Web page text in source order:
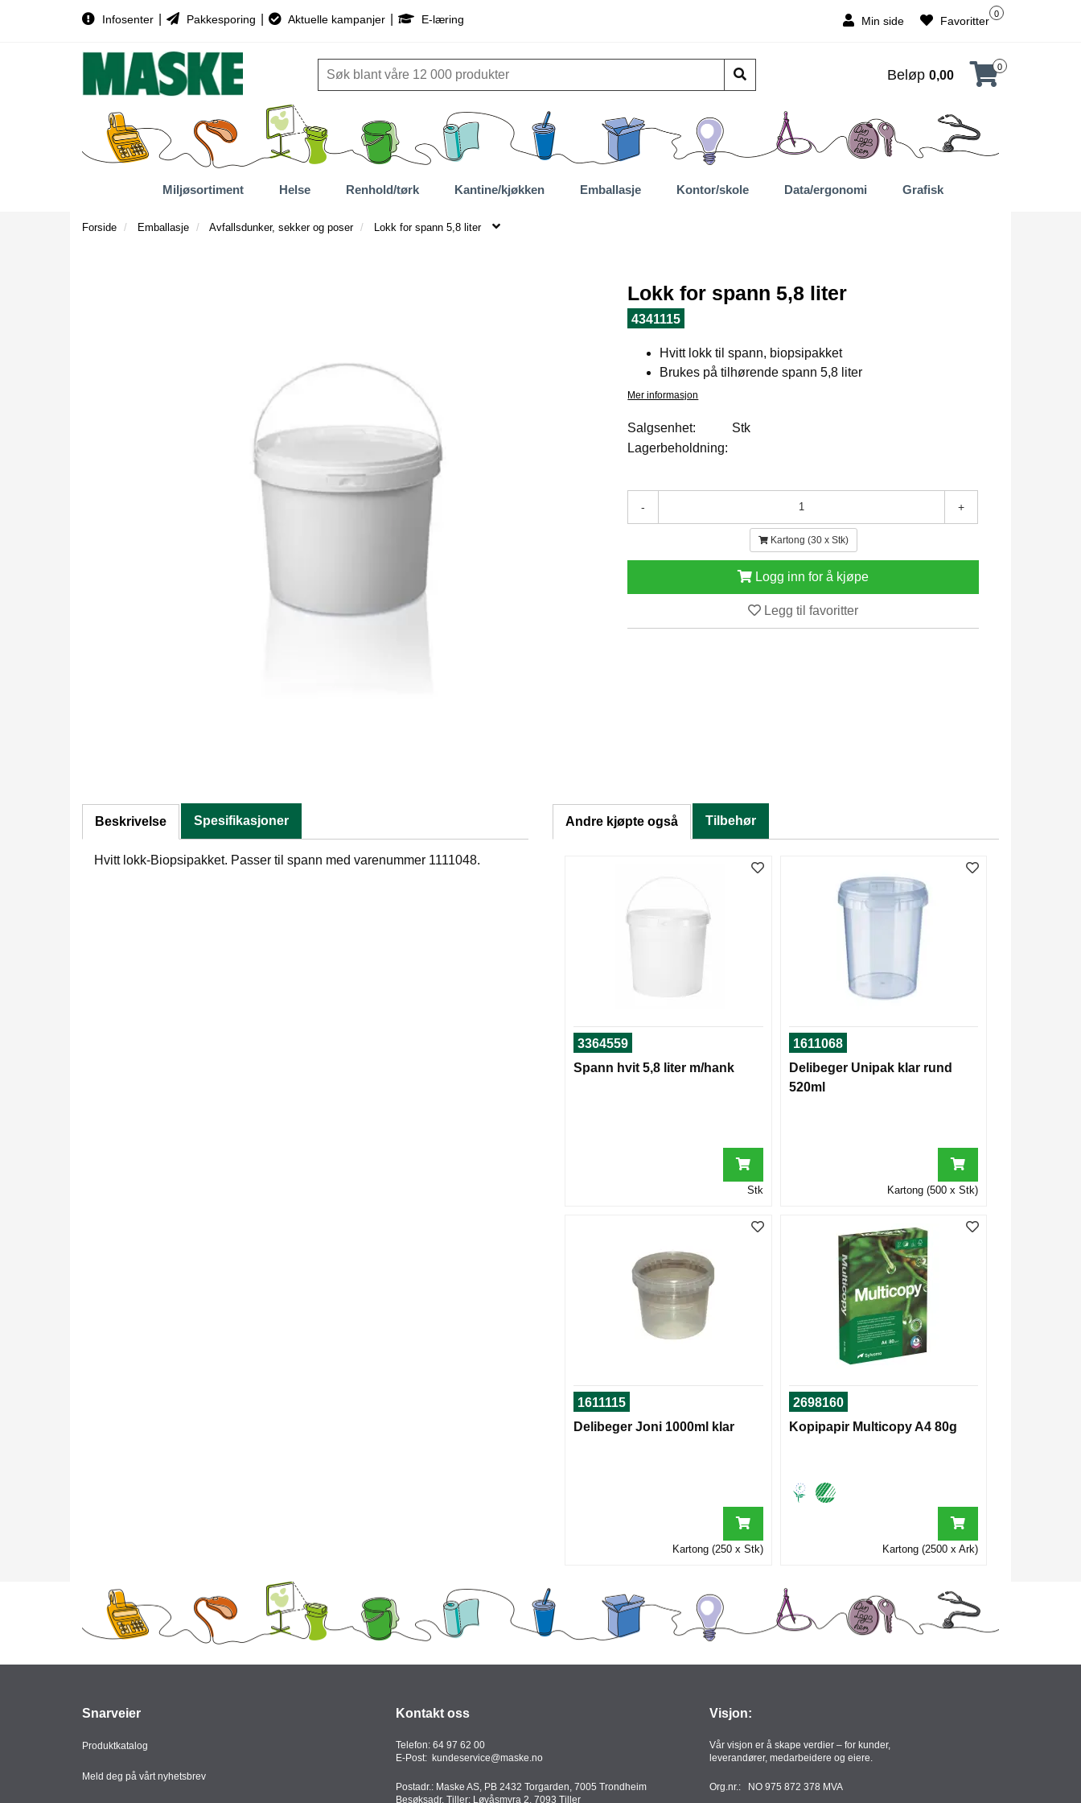
Infosenter Pakkesporing Aktuelle kampanjer E-læring Min side
0
Favoritter
Beløp 0,00
0
Miljøsortiment Helse Renhold/tørk Kantine/kjøkken Emballasje Kontor/skole Data/ergonomi Grafisk
Forside Emballasje Avfallsdunker, sekker og poser Lokk for spann 5,8 liter
Lokk for spann 5,8 liter
4341115
Hvitt lokk til spann, biopsipakket
Brukes på tilhørende spann 5,8 liter
Mer informasjon
Salgsenhet:
Stk
Lagerbeholdning:
- +
Kartong (30 x Stk)
Logg inn for å kjøpe
Legg til favoritter
Beskrivelse Spesifikasjoner
Hvitt lokk-Biopsipakket. Passer til spann med varenummer 1111048.
Andre kjøpte også Tilbehør
3364559
Spann hvit 5,8 liter m/hank
Stk
1611068
Delibeger Unipak klar rund
520ml
Kartong (500 x Stk)
1611115
Delibeger Joni 1000ml klar
Kartong (250 x Stk)
2698160
Kopipapir Multicopy A4 80g
Kartong (2500 x Ark)
Snarveier
Produktkatalog
Meld deg på vårt nyhetsbrev
Kontakt oss
Telefon: 64 97 62 00
E-Post: kundeservice@maske.no
Postadr.: Maske AS, PB 2432 Torgarden, 7005 Trondheim
Besøksadr. Tiller: Løvåsmyra 2, 7093 Tiller
Visjon:
Vår visjon er å skape verdier – for kunder,
leverandører, medarbeidere og eiere.
Org.nr.: NO 975 872 378 MVA